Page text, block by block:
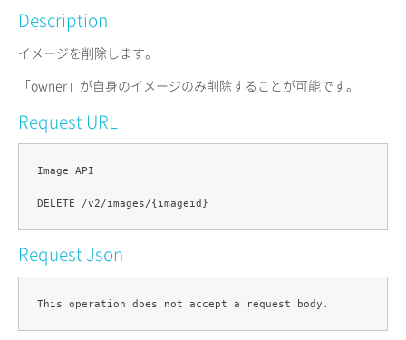
Pencil
サービス一覧
ログイン
リリースノート
Description
イメージを削除します。
「owner」が自身のイメージのみ削除することが可能です。
Request URL
Image API
Request Json